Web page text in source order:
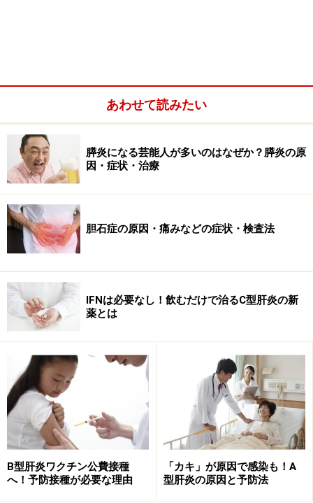
実際、インターフェロン治療の適応とされても、「イン
ターフェロンは副作用がきついから受けたくありませ
ん」と拒否される患者さんが多かったのも事実です。し
C型肝炎が治癒する新しい薬が2014年9月より発売されま
した。 「長くつらい治療」といわれたインターフェロン
を用いなくても治療できるようになったのです。
C型肝炎の新しい薬は「飲むだけ」で終了
飲み薬だけなのでインターフェロンの副作用は心配ありませ
C型肝炎の新しい薬の名前は、ダクラタスビル塩酸塩
あわせて読みたい
膵炎になる芸能人が多いのはなぜか？膵炎の原
因・症状・治療
胆石症の原因・痛みなどの症状・検査法
IFNは必要なし！飲むだけで治るC型肝炎の新
薬とは
B型肝炎ワクチン公費接種
へ！予防接種が必要な理由
「カキ」が原因で感染も！A
型肝炎の原因と予防法